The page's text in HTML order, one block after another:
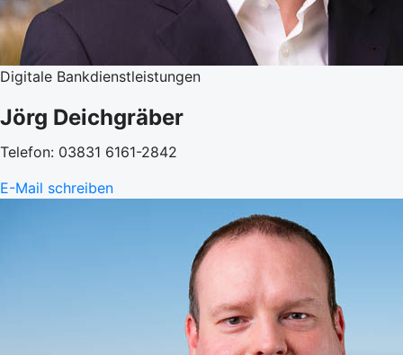
Digitale Bankdienstleistungen
Jörg Deichgräber
Telefon: 03831 6161-2842
E-Mail schreiben